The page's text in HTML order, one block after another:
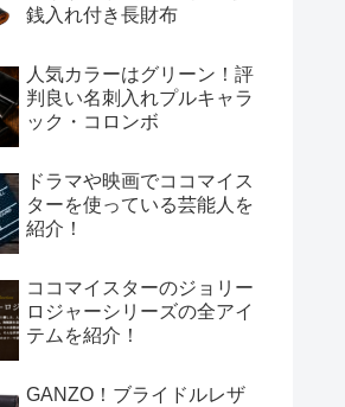
銭入れ付き長財布
人気カラーはグリーン！評
判良い名刺入れプルキャラ
ック・コロンボ
ドラマや映画でココマイス
ターを使っている芸能人を
紹介！
ココマイスターのジョリー
ロジャーシリーズの全アイ
テムを紹介！
GANZO！ブライドルレザ